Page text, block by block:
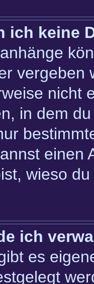
ich keine
vergeben
nicht
in dem
einen
wieso
ich
es